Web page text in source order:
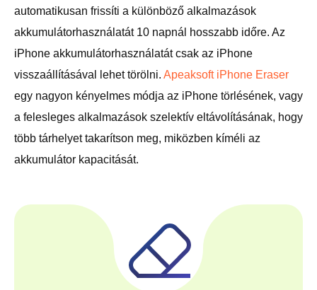
automatikusan frissíti a különböző alkalmazások
akkumulátorhasználatát 10 napnál hosszabb időre. Az
iPhone akkumulátorhasználatát csak az iPhone
visszaállításával lehet törölni. Apeaksoft iPhone Eraser
egy nagyon kényelmes módja az iPhone törlésének, vagy
a felesleges alkalmazások szelektív eltávolításának, hogy
több tárhelyet takarítson meg, miközben kíméli az
akkumulátor kapacitását.